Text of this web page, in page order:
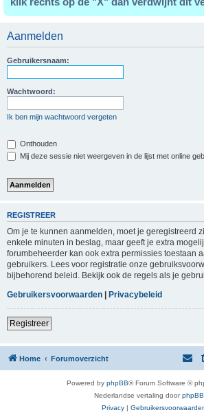
Aanmelden
Gebruikersnaam:
Wachtwoord:
Ik ben mijn wachtwoord vergeten
Onthouden
Mij deze sessie niet weergeven in de lijst met online
REGISTREER
Om je te kunnen aanmelden, moet je geregistreerd
enkele minuten in beslag, maar geeft je extra
forumbeheerder kan ook extra permissies toestaan
gebruikers. Lees voor registratie onze
bijbehorend beleid. Bekijk ook de regels als je
Gebruikersvoorwaarden | Privacybeleid
Registreer
Home Forumoverzicht
Powered by phpBB® Forum Software ©
Nederlandse vertaling door
Privacy |